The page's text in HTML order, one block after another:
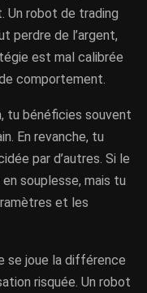
Un robot de trading
perdre de l’argent,
est mal calibrée
comportement.
tu bénéficies souvent
En revanche, tu
par d’autres. Si le
souplesse, mais tu
et les
se joue la différence
risquée. Un robot